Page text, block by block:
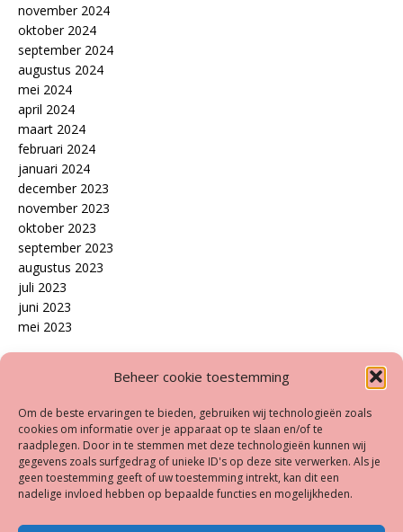
Beheer cookie toestemming
Om de beste ervaringen te bieden, gebruiken wij technologieën zoals
cookies om informatie over je apparaat op te slaan en/of te
raadplegen. Door in te stemmen met deze technologieën kunnen wij
gegevens zoals surfgedrag of unieke ID's op deze site verwerken. Als je
geen toestemming geeft of uw toestemming intrekt, kan dit een
nadelige invloed hebben op bepaalde functies en mogelijkheden.
november 2024
oktober 2024
september 2024
augustus 2024
mei 2024
april 2024
maart 2024
februari 2024
januari 2024
december 2023
november 2023
oktober 2023
september 2023
augustus 2023
juli 2023
juni 2023
mei 2023
Disclaimer
Op onze site treft u een aantal links aan naar andere websites.
Beeldverhaal.eu is niet aansprakelijk voor de inhoud en/of de
wijze waarop die sites omgaan met uw (persoons)gegevens.
Lees daarvoor het privacy beleid, de disclaimer, de copyright
opmerkingen en de algemene voorwaarden (indien aanwezig)
afbeeldingen gebruikt die niet toegestaan zijn op deze site,